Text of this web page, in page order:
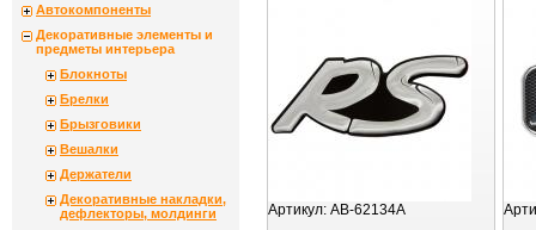
Артикул: AB-62134A
Автокомпоненты
Декоративные элементы и
предметы интерьера
Блокноты
Брелки
Брызговики
Вешалки
Держатели
Декоративные накладки,
дефлекторы, молдинги